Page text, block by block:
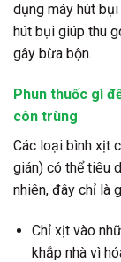
dụng máy hút
hút bụi giúp thu
gây bừa bộn.
Phun thuốc gì
côn trùng
Các loại bình xịt
gián) có thể tiêu
nhiên, đây chỉ là
Chỉ xịt vào
khắp nhà vì